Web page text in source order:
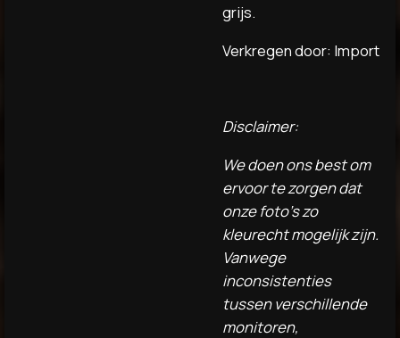
grijs.
Verkregen door: Import
Disclaimer:
We doen ons best om
ervoor te zorgen dat
onze foto's zo
kleurecht mogelijk zijn.
Vanwege
inconsistenties
tussen verschillende
monitoren,